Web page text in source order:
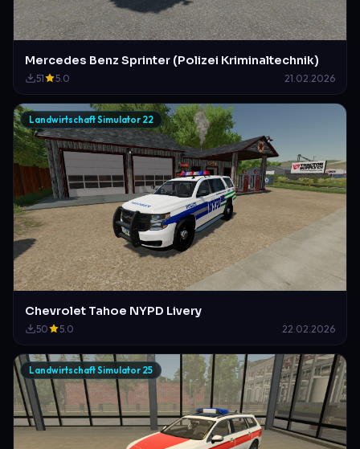
Mercedes Benz Sprinter (Polizei Kriminaltechnik)
51 5.0 21.02.2026
Landwirtschaft Simulator 22
Chevrolet Tahoe NYPD Livery
50 5.0 22.02.2026
Landwirtschaft Simulator 25